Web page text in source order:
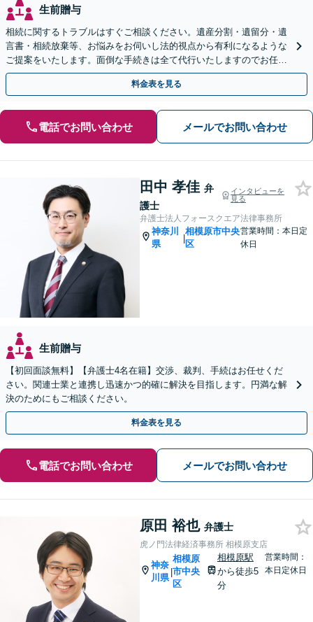
生前贈与
相続に関するトラブルはすぐご相談ください。遺産分割・遺留分・遺
言書・相続放棄等、お悩みをお伺いし法的視点から有利になるような
ご提案をいたします。面倒な手続きは全て代行いたしますのでお任せ
ください！【JR相模原駅徒歩12分】
料金表を見る
電話でお問い合わせ メールでお問い合わせ
田中 孝佳 弁
護士
インタビューを
見る
弁護士法人フォースクエア法律事務所
神奈川
県
|
相模原市中央
区
営業時間：本日定
休日
生前贈与
【初回面談無料】【弁護士4名在籍】交渉、裁判、手続はお任せくだ
さい。関連士業と連携し迅速かつ的確に解決を目指します。円満な解
決のためにもご相談ください。
料金表を見る
電話でお問い合わせ メールでお問い合わせ
原田 裕也 弁護士
虎ノ門法律経済事務所 相模原支店
神奈
川県
|
相模原
市中央
区
相模原駅
から徒歩5
分
営業時間：
本日定休日